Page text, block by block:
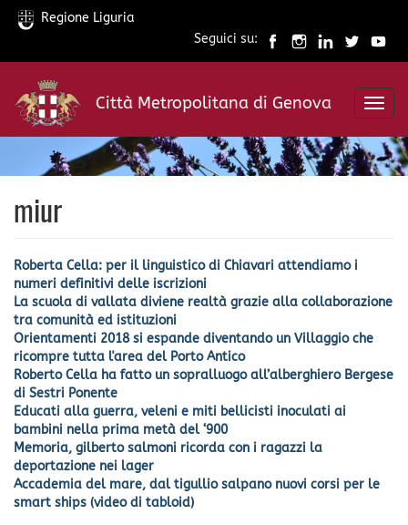
Salta
contenuto
principale
Regione Liguria
Seguici su:
Città Metropolitana di Genova
miur
Roberta Cella: per il linguistico di Chiavari attendiamo i
numeri definitivi delle iscrizioni
La scuola di vallata diviene realtà grazie alla collaborazione
tra comunità ed istituzioni
Orientamenti 2018 si espande diventando un Villaggio che
ricompre tutta l'area del Porto Antico
Roberto Cella ha fatto un sopralluogo all’alberghiero Bergese
di Sestri Ponente
Educati alla guerra, veleni e miti bellicisti inoculati ai
bambini nella prima metà del ‘900
Memoria, gilberto salmoni ricorda con i ragazzi la
deportazione nei lager
Accademia del mare, dal tigullio salpano nuovi corsi per le
smart ships (video di tabloid)